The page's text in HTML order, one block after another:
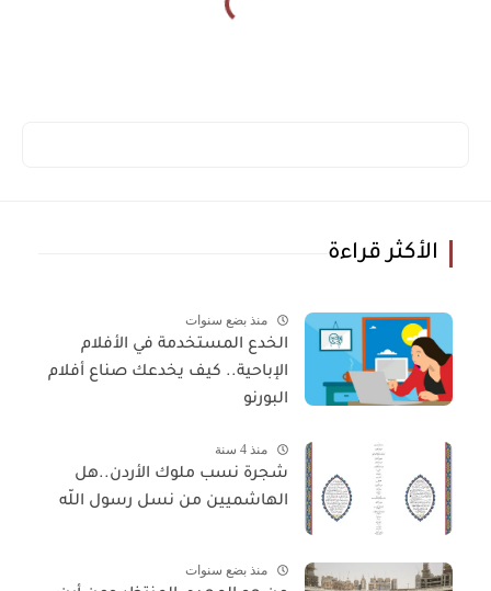
الأكثر قراءة
منذ بضع سنوات
الخدع المستخدمة في الأفلام
الإباحية.. كيف يخدعك صناع أفلام
البورنو
منذ 4 سنة
شجرة نسب ملوك الأردن..هل
الهاشميين من نسل رسول اللّه
منذ بضع سنوات